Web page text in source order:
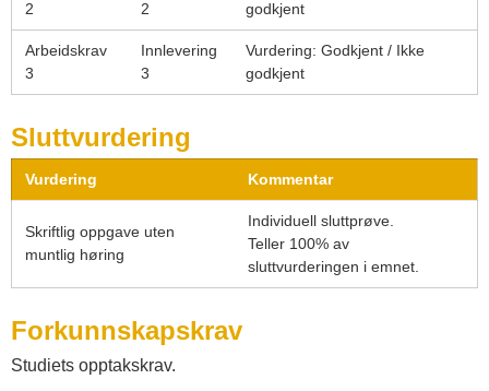
2
2
godkjent
Arbeidskrav
3
Innlevering
3
Vurdering: Godkjent / Ikke
godkjent
Sluttvurdering
Vurdering Kommentar
Skriftlig oppgave uten
muntlig høring
Individuell sluttprøve.
Teller 100% av
sluttvurderingen i emnet.
Forkunnskapskrav
Studiets opptakskrav.